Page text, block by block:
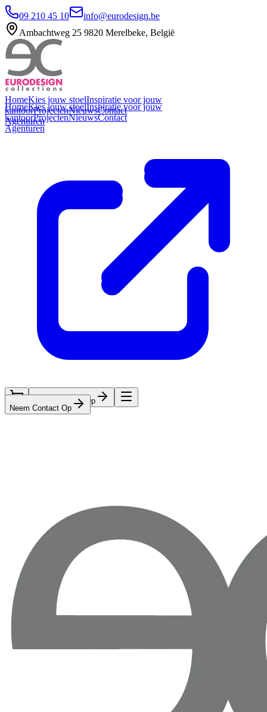
09 210 45 10
info@eurodesign.be
Ambachtweg 25 9820 Merelbeke, België
HomeKies jouw stoelInspiratie voor jouw
kantoorProjectenNieuwsContact
Agenturen
Neem Contact Op
HomeKies jouw stoelInspiratie voor jouw
kantoorProjectenNieuwsContact
Agenturen
Neem Contact Op